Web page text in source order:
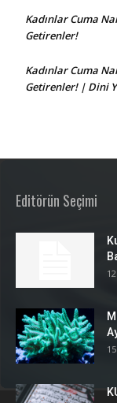
Kadınlar Cuma
Getirenler!
Kadınlar Cuma
Getirenler! | Dini
Editörün Seçimi